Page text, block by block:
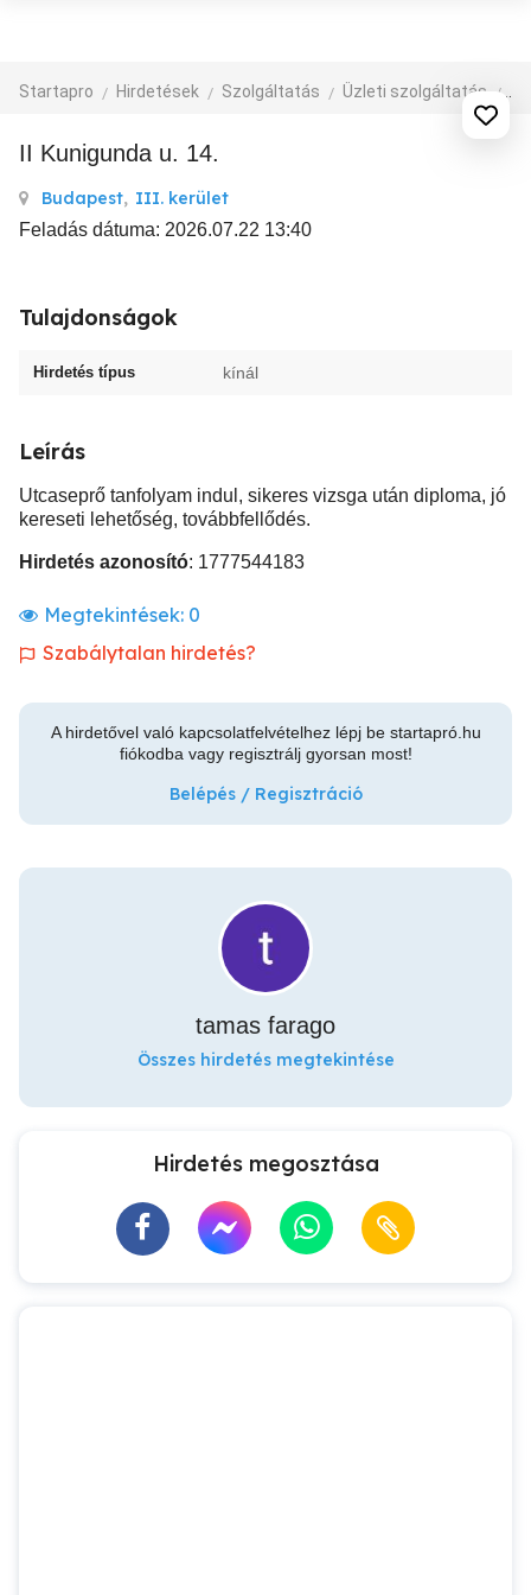
Startapro Hirdetések Szolgáltatás Üzleti szolgáltatás
II Kunigunda u. 14.
Budapest, III. kerület
Feladás dátuma: 2026.07.22 13:40
Tulajdonságok
Hirdetés típus kínál
Leírás
Utcaseprő tanfolyam indul, sikeres vizsga után diploma, jó
kereseti lehetőség, továbbfellődés.
Hirdetés azonosító: 1777544183
Megtekintések: 0
Szabálytalan hirdetés?
A hirdetővel való kapcsolatfelvételhez lépj be startapró.hu
fiókodba vagy regisztrálj gyorsan most!
Belépés / Regisztráció
tamas farago
Összes hirdetés megtekintése
Hirdetés megosztása